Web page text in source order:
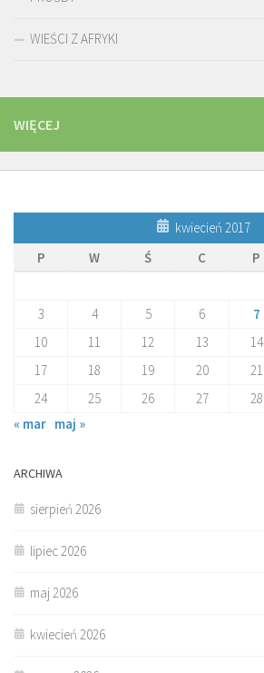
WIEŚCI Z AFRYKI
WIĘCEJ
kwiecień 2017
P
W Ś C P
3
4 5 6 7
10
11 12 13 14
17
18 19 20 21
24
25 26 27 28
« mar maj »
ARCHIWA
sierpień 2026
lipiec 2026
maj 2026
kwiecień 2026